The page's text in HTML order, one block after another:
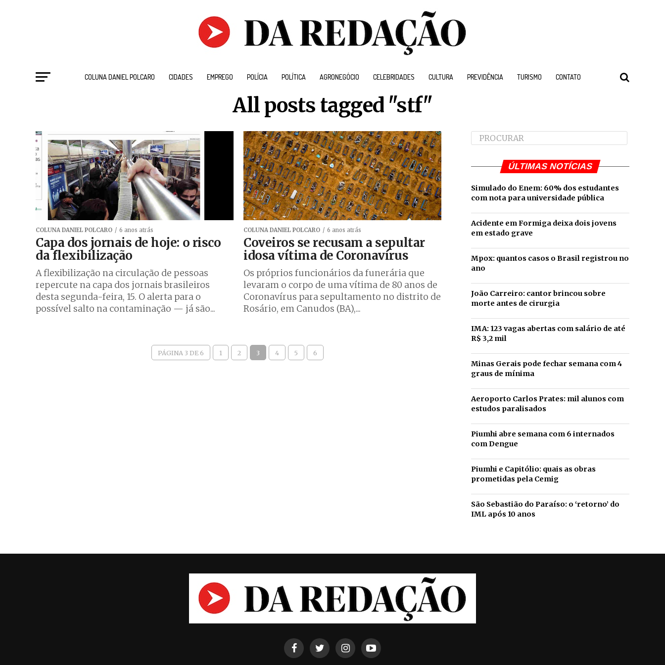
COLUNA DANIEL POLCARO CIDADES EMPREGO POLÍCIA POLÍTICA AGRONEGÓCIO CELEBRIDADES CULTURA PREVIDÊNCIA TURISMO CONTATO
All posts tagged "stf"
COLUNA DANIEL POLCARO 6 anos atrás
Capa dos jornais de hoje: o risco
da flexibilização
A flexibilização na circulação de pessoas
repercute na capa dos jornais brasileiros
desta segunda-feira, 15. O alerta para o
possível salto na contaminação — já são...
COLUNA DANIEL POLCARO 6 anos atrás
Coveiros se recusam a sepultar
idosa vítima de Coronavírus
Os próprios funcionários da funerária que
levaram o corpo de uma vítima de 80 anos de
Coronavírus para sepultamento no distrito de
Rosário, em Canudos (BA),...
PÁGINA 3 DE 6 1 2 3 4 5 6
ÚLTIMAS NOTÍCIAS
Simulado do Enem: 60% dos estudantes
com nota para universidade pública
Acidente em Formiga deixa dois jovens
em estado grave
Mpox: quantos casos o Brasil registrou no
ano
João Carreiro: cantor brincou sobre
morte antes de cirurgia
IMA: 123 vagas abertas com salário de até
R$ 3,2 mil
Minas Gerais pode fechar semana com 4
graus de mínima
Aeroporto Carlos Prates: mil alunos com
estudos paralisados
Piumhi abre semana com 6 internados
com Dengue
Piumhi e Capitólio: quais as obras
prometidas pela Cemig
São Sebastião do Paraíso: o ‘retorno’ do
IML após 10 anos